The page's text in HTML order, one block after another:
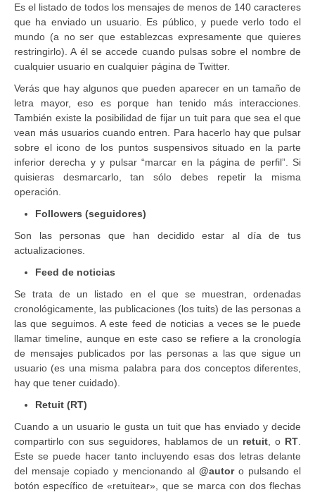
Es el listado de todos los mensajes de menos de 140 caracteres
que ha enviado un usuario. Es público, y puede verlo todo el
mundo (a no ser que establezcas expresamente que quieres
restringirlo). A él se accede cuando pulsas sobre el nombre de
cualquier usuario en cualquier página de Twitter.
Verás que hay algunos que pueden aparecer en un tamaño de
letra mayor, eso es porque han tenido más interacciones.
También existe la posibilidad de fijar un tuit para que sea el que
vean más usuarios cuando entren. Para hacerlo hay que pulsar
sobre el icono de los puntos suspensivos situado en la parte
inferior derecha y y pulsar “marcar en la página de perfil”. Si
quisieras desmarcarlo, tan sólo debes repetir la misma
operación.
Followers (seguidores)
Son las personas que han decidido estar al día de tus
actualizaciones.
Feed de noticias
Se trata de un listado en el que se muestran, ordenadas
cronológicamente, las publicaciones (los tuits) de las personas a
las que seguimos. A este feed de noticias a veces se le puede
llamar timeline, aunque en este caso se refiere a la cronología
de mensajes publicados por las personas a las que sigue un
usuario (es una misma palabra para dos conceptos diferentes,
hay que tener cuidado).
Retuit (RT)
Cuando a un usuario le gusta un tuit que has enviado y decide
compartirlo con sus seguidores, hablamos de un retuit , o RT
Este se puede hacer tanto incluyendo esas dos letras delante
del mensaje copiado y mencionando al @autoro pulsando el
botón específico de «retuitear», que se marca con dos flechas